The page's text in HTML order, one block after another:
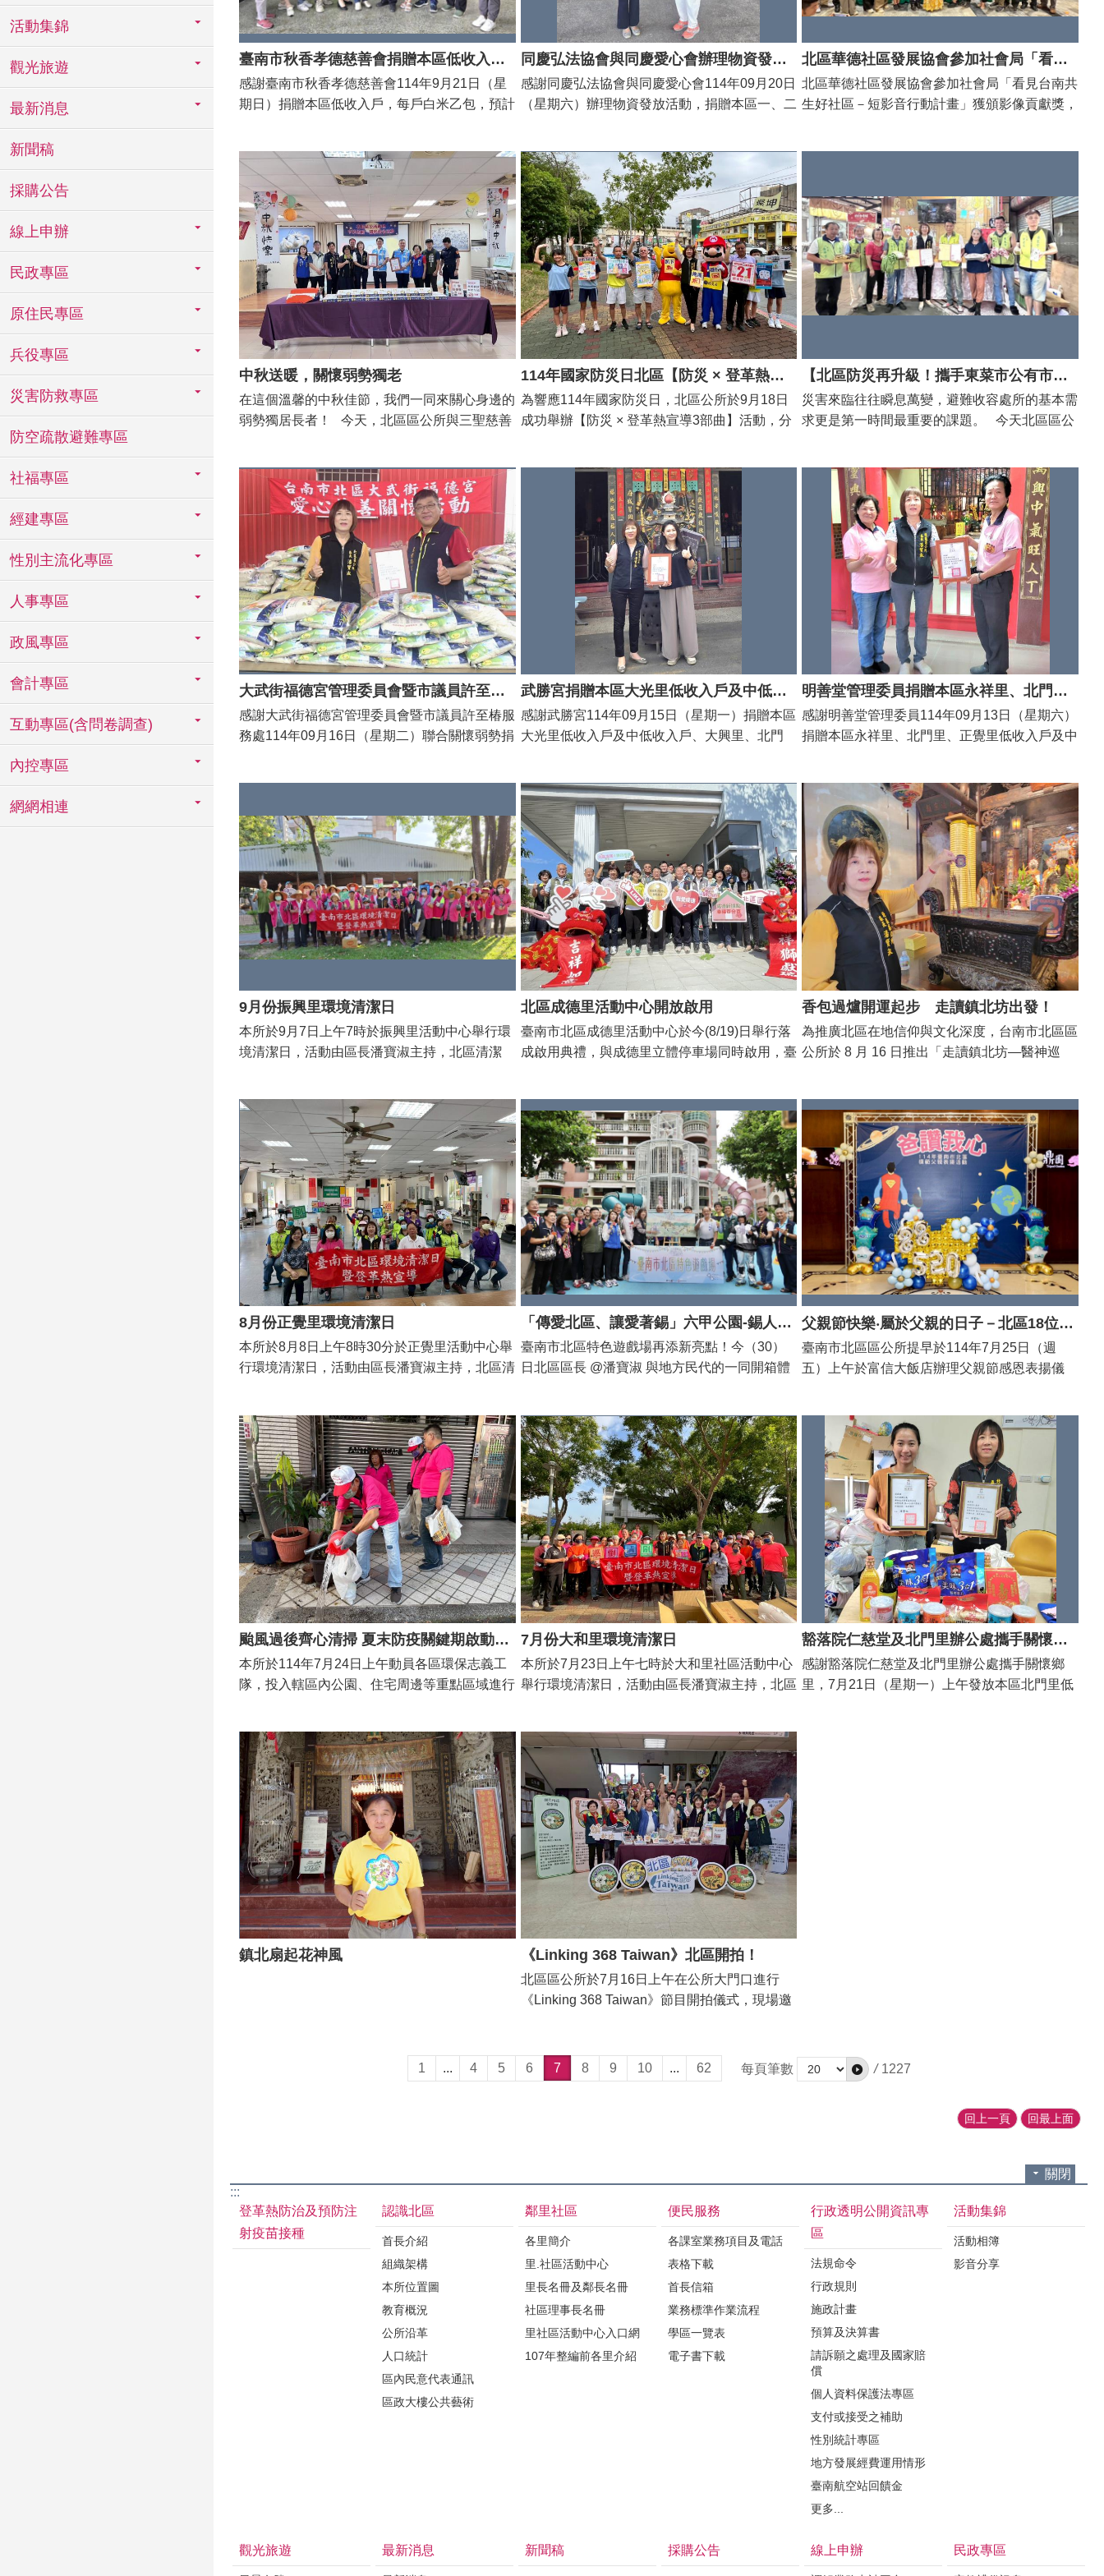
活動集錦
觀光旅遊
最新消息
新聞稿
採購公告
線上申辦
民政專區
原住民專區
兵役專區
災害防救專區
防空疏散避難專區
社福專區
經建專區
性別主流化專區
人事專區
政風專區
會計專區
互動專區(含問卷調查)
內控專區
網網相連
臺南市秋香孝德慈善會捐贈本區低收入戶白米
感謝臺南市秋香孝德慈善會114年9月21日（星
期日）捐贈本區低收入戶，每戶白米乙包，預計
衛生紙、牙刷香皂、月餅等物資，預計200戶受
惠。 北區潘寶淑區長及林禎輝主秘分別前往致
意並感謝捐贈單位善心義舉，盼社會各界持續提
供資源挹注弱勢，擴大公益支持能量。
同慶弘法協會與同慶愛心會辦理物資發放活動，捐贈本區一、二款低收入戶物資
感謝同慶弘法協會與同慶愛心會114年09月20日
（星期六）辦理物資發放活動，捐贈本區一、二
湘代表區長潘寶淑前往致意並感謝捐贈單位善心
義舉盼社會各界持續提供資源挹注弱勢，擴大公
益支持能量。
北區華德社區發展協會參加社會局「看見台南共生好社區－短影音行動計畫」獲頒影像貢獻獎
北區華德社區發展協會參加社會局「看見台南共
生好社區－短影音行動計畫」獲頒影像貢獻獎，
華德社區除了報名本次計畫培訓並投稿競賽外，
在今天的成果發表會中也分享了學習歷程心得。
北區區長潘寶淑表示運用影音等數位工具可以
更生動地展現社區活動過程，更讚許華德社區的
長輩能持續自主學習新的工具並發揮新的創意，
使社區發展工作不斷精進，也讓各界看見北區多
中秋送暖，關懷弱勢獨老
在這個溫馨的中秋佳節，我們一同來關心身邊的
弱勢獨居長者！ 今天，北區區公所與三聖慈善
到社會的關懷和祝福。每位長者都收到了一份中
秋禮盒和1,200元紅包，讓他們的節日充滿溫
暖。 潘寶淑區長表示感謝所有參與的朋友們，
讓我們一起為社會帶來更多的關懷與愛，讓每一
位長者都能在這個中秋佳節感受到溫情與祝福！
114年國家防災日北區【防災 × 登革熱宣導3部曲】圓滿落幕！走進超市、校園與夜市 三部曲創新宣導方式深獲好評
為響應114年國家防災日，北區公所於9月18日
成功舉辦【防災 × 登革熱宣導3部曲】活動，分
識結合生活場景，深獲民眾與在地單位熱烈響
應。 本次活動由北區區公所主辦，結合多單位
公私合作，三部曲亮點回顧如下： 第一部曲，
大全聯防災快閃 × 任務挑戰 活動團隊走進人潮
密集的大全聯超市，舉辦防災快閃任務，民眾只
要正確做出「趴下、掩護、穩住」的避震姿勢並
與關主合照，即可完成挑戰、領取精美小禮品一
份。此外，現場再加碼舉辦「按讚＋追蹤公所粉
專」活動，限量30份的防災便利貼更是迅速索
取一空，氣氛熱絡，成功將防災觀念推廣至日常
生活中。 第二部曲，民德國中 ×再見陸橋防災
行動 配合即將拆除的民德陸橋，活動邀請民德
國中學生參與別具意義的防災宣導行動，學生們
連結，不僅加強了學生對災害應變的認識，也為
地方留下珍貴的世代記憶。 第三部曲，小北觀
光夜市防災暨防疫宣導 傍晚時段，團隊前往小
北觀光夜市，向攤商與往來顧客進行繞場宣導，
推廣防災與登革熱防治知識，並拜訪夜市管委會
進行交流與合照。活動成功吸引許多民眾駐足詢
問與互動，不僅提升夜市從業人員的防疫意識，
也讓夜市成為兼具生活與教育功能的場域。 北
區潘寶淑區長表示，近年極端氣候與登革熱疫情
風險升高，面對災害與疾病的雙重挑戰，唯有持
續深化社區防災與防疫意識，才能提升整體社區
韌性。這次以「三部曲」方式串聯不同場域，是
一項跨生活圈、跨年齡層的創新宣導模式，後續
也將持續透過多元管道，讓防災與防疫觀念深入
【北區防災再升級！攜手東菜市公有市場守護大家】
災害來臨往往瞬息萬變，避難收容處所的基本需
求更是第一時間最重要的課題。 今天北區區公
供應肉類、蔬果、食品加工等民生物資，確保災
民在避難時能即時獲得所需。這不只是物資供
應，更是社區安全的強大後盾。 潘寶淑區長表
示，政府全力以赴之外，更需要民間的力量支
持。感謝東菜市場攤商的熱心參與，讓北區防災
體系更加健全，也展現公私協力的決心。 未
來，我們將持續推動更多合作，和大家一起打造
安全、有韌性的家園。 #北區區公所 #東菜市
公有零售市場#防災夥伴 #公私協力 #守護家園
大武街福德宮管理委員會暨市議員許至椿服務處，聯合關懷弱勢捐贈本區永祥里、北門里、大光里、正覺里、大興里、長勝里低收入戶及中低收入戶白米。
感謝大武街福德宮管理委員會暨市議員許至椿服
務處114年09月16日（星期二）聯合關懷弱勢捐
惠。
北區區公所區長潘寶淑前往致意並感謝捐贈單
位善心義舉盼社會各界持續提供資源挹注弱勢，
擴大公益支持能量。
武勝宮捐贈本區大光里低收入戶及中低收入戶、大興里、北門里、東興里低收入戶白米。
感謝武勝宮114年09月15日（星期一）捐贈本區
大光里低收入戶及中低收入戶、大興里、北門
並感謝捐贈單位善心義舉盼社會各界持續提供資
源挹注弱勢，擴大公益支持能量。
明善堂管理委員捐贈本區永祥里、北門里、正覺里低收入戶及中低收入戶，白米及民生日用品
感謝明善堂管理委員114年09月13日（星期六）
捐贈本區永祥里、北門里、正覺里低收入戶及中
致意並感謝捐贈單位善心義舉，盼社會各界持續
提供資源挹注弱勢，擴大公益支持能量。
9月份振興里環境清潔日
本所於9月7日上午7時於振興里活動中心舉行環
境清潔日，活動由區長潘寶淑主持，北區清潔
內髒亂點及積水容器。 活動現場由潘寶淑區長
感謝里長及現場的志義工們的熱情參與，將活動
中心及公園周遭打掃整潔，也邀請民眾落實
「巡、倒、清、刷」四步驟，加強巡視住家內外
環境，攜手守護我們的家園！
北區成德里活動中心開放啟用
臺南市北區成德里活動中心於今(8/19)日舉行落
成啟用典禮，與成德里立體停車場同時啟用，臺
市長黃偉哲表示為提供成德里里民優質舒適的活
動空間，臺南市政府籌編2,141萬8,000元興建成
德里活動中心，於112年3月22日開工，歷時2年
完工，是就任以來第26座完工啟用的活動中
心。成德里活動中心座落於北區成德里立體停車
場1樓，樓地板面積為587平方公尺(約177坪)，
寬敞的室內空間可舉辦優質樂活的社區活動、關
懷據點、教育課程及聚會等，成為兼具休閒、學
習及情感交流的多功能場所，提升在地居民的生
活機能。感謝議員們在預算編列上的支持，讓工
程順利完工，也期盼未來活動中心能提供市民更
健全多元的社區福利量能。 今日啟用典禮由市
長黃偉哲偕同民政局姜局長淋煌、交通局王局長
立法委員陳亭妃、立法委員林俊憲、邱議長莉
莉、陳議員怡珍、沈議員震東、蔡議員宗豪、許
議員至椿、周議員嘉韋、成德里王里長登炎、北
區各里里長、社區理事長及在地鄉親們。由啟用
成德里立體停車場揭開序幕後，市長黃偉哲偕同
各民意代表及地方里民在永仁高中醒獅團的表演
引領下，前往成德里活動中心進行啟用儀式，活
動中心現場也同時邀請就近的民德國中共襄盛
舉，佈展美術班學生作品，參加的貴賓及民眾一
邊吃湯圓同慶，一邊視覺感受藝術之美。 北區
區公所表示，感謝交通局新建成德里立體停車
場，納入成德里活動中心、托嬰中心相結合成為
多功能空間，且緊鄰陽光公園及即將開幕的新光
三越小北門店，不僅提供大量的停車需求，也提
聚的場所，同時也可以是必要時的避難安置場
所，未來將持續投入資源擴增設備，讓活動中心
功能日益完整，為居民帶來更優質更友善的生活
環境。
香包過爐開運起步 走讀鎮北坊出發！
為推廣北區在地信仰與文化深度，台南市北區區
公所於 8 月 16 日推出「走讀鎮北坊—醫神巡
年）、元和宮（1696年）、福隆宮（1647
年），帶領民眾探索保生大帝信仰的歷史脈絡與
地景意涵。 北區區長潘寶淑表示，今年的社區
營造計畫在文化局的支持下，規劃辦理鎮北坊文
化園區的現地教學活動；保生大帝作為民間信仰
中的「醫神」，長期守護地方居民健康與安寧，
三間宮廟源遠流長，是本區文化資產中極具價值
的信仰場域。此次活動結合「現地教學」形式，
更有助於讓參與者深入感受鎮北坊的歷史氛圍。
當日活動特別設計三款結合各宮廟特色與中草藥
材的小香包，香包外型以廟宇意象與吉祥色彩設
計，內含艾葉、蒼術、薄甘草等藥材，清香淡
雅，寓意驅邪避煞、祈福安康。活動前夕，區長
活動的進行、祈求活動順利，並由區長潘寶淑親
自攜帶這三款香包，依序前往元和宮、福隆宮與
興濟宮過爐祈福。隨著香煙裊裊升起，香包在保
生大帝神像前接受祝禱，象徵將神明庇佑的力量
注入其中，讓每位參與者都能把平安與祝福帶回
家。 活動路線將依序走訪三座宮廟，並分別由
謝文豐老師與陳建良老師深入說明各廟的建築風
格、香火沿革與保生大帝的信仰傳說，並穿插介
紹廟宇旁相伴的百年中藥行與其他人文景點。除
了宮廟本身的文化價值，導覽過程也將引領參與
者探訪古井、古巷及傳統商街，體驗鎮北坊社區
的生活脈動與人情味。 潘寶淑區長強調，「走
讀鎮北坊—醫神巡禮」不僅是一次導覽，更是一
場文化沉浸的體驗之旅，讓參加者在步行之間，
8月份正覺里環境清潔日
本所於8月8日上午8時30分於正覺里活動中心舉
行環境清潔日，活動由區長潘寶淑主持，北區清
週大豪雨造成部分里內短暫出現積水，近日天氣
逐漸穩定，積水雖已退去，但蚊卵可能早已藏身
在容器中等待孵化，現在正是清除孳生源、防堵
疫情的重要時機。 活動現場由潘寶淑區長提醒
大家，防疫的關鍵在於日常生活的落實，只要確
實執行「巡、倒、清、刷」四大步驟，多加留意
室內外的積水容器，就能有效降低病媒蚊孳生的
機會。感謝所有志義工們的熱情參與及辛勞付
出，積極巡查社區巷弄，主動向居民們宣導防蚊
觀念，透過實際行動，共同守護我們的生活環境
與社區健康。
「傳愛北區、讓愛著錫」六甲公園-錫人樵夫高塔遊戲場今日啟用🥳🥳🥳
臺南市北區特色遊戲場再添新亮點！今（30）
日北區區長 @潘寶淑 與地方民代的一同開箱體
檢視各項遊具對孩童遊戲安全嚴格把關，並與在
地親子家庭親手在愛心銘牌寫下對家人的愛及心
中的願望，並將愛心銘牌掛上許願牆，象徵「讓
愛著錫」❤️❤️❤️ #潘寶淑區長 也跟幼兒園孩童
一起開箱新遊戲場，精心設計的高塔遊戲場及繽
紛的彈性地墊讓孩童們玩得不亦樂乎，現場洋溢
著歡樂及笑聲🤩 「六甲公園特色遊戲場-錫人樵
夫高塔遊戲場」是以《 #綠野仙蹤》童話故事中
的「#錫人樵夫」為設計靈感，為臺南市首創採
用童話故事串連北區特色公園，為孩子打造一系
列的童話故事魔法遊戲場。 #潘寶淑區長 表
示，本次預計竣工啟用3座《綠野仙蹤》童話故
事特色遊戲場，期待每位孩童就如桃樂絲一般，
盡情在北區魔法遊戲場快樂成長，「 #北區就是
園放電，共度親子快樂時光🛝🛝🛝
父親節快樂‧屬於父親的日子－北區18位模範父親接受表揚
臺南市北區區公所提早於114年7月25日（週
五）上午於富信大飯店辦理父親節感恩表揚儀
辛勞。 本次共表揚18位模範父親，父親們除了
在職涯上奮鬥、為孩子的人生用心，更熱心參與
鄰里社區公共事務，值得作為後輩榜樣。儀式
上，爸爸們的背影如此厚實堅毅，代表對家庭和
孩子堅定的愛，現場特別請子女們對爸爸說出愛
的告白，表達對父親付出的感謝，場面溫馨感
人。 在所有受表揚者中，最年長者為北華里98
歲的蔡仁德先生，蔡先生原於「車路墘糖廠」當
工程師，最終與妻舅及親友投資「三益制動科技
股份有限公司」擔任廠長一職。育有7女1子，
經常鼓勵小孩要多參與公益事業，自己也曾領過
志工績優獎，於111、112年更榮獲家庭志工
獎。 而另一位81歲合興里的鄭泰男先生，曾服
到場祝賀，祝福爸爸們「父親節快樂」。 本年
鄭振發、大光里林芳源、大和里吳政雄、北門里
楊清作、小北里黃益淮、仁愛里葉文榮、元寶里
張耀、立人里盧慶盈、合興里鄭泰男、長勝里高
式金、華德里陳志忠、北華里蔡仁德、長興里柯
進淵、振興里黃顯淋、福德里顏振良，共計18
位。
颱風過後齊心清掃 夏末防疫關鍵期啟動防蚊作業
本所於114年7月24日上午動員各區環保志義工
隊，投入轄區內公園、住宅周邊等重點區域進行
現市民們齊心守護家園的團結力量。 為了延續
社區環境整潔的成效，並進一步強化防治登革熱
作為，於114年7月25日起展開今年度第三階段
環境衛生消毒工作，於轄內33里(含3所私校) 側
溝、空地及13所國高中小等易孳生登革熱病媒
蚊之處進行全面消毒與孳生源清除，積極降低環
境中潛在病媒蚊。 北區區長潘寶淑表示，感謝
所有志義工、里長及市民的配合與付出，讓社區
能在颱風過後快速恢復生機。提醒民眾消毒噴藥
雖能短期抑制蚊蟲，但最根本的防治之道，仍仰
賴民眾日常的清潔習慣。唯有家戶齊心，積極巡
表將隨時更新並同步公告周知。 *噴藥當日如遇
天候不佳或其他影響施作因素，將擇日進行作
7月份大和里環境清潔日
本所於7月23日上午七時於大和里社區活動中心
舉行環境清潔日，活動由區長潘寶淑主持，北區
掃。 活動現場由潘寶淑區長提醒大家，近幾日
天氣逐漸穩定，應持續落實「巡、倒、清、刷」
四大步驟，主動巡查並清除居家周邊積水容器，
防範病媒蚊孳生，有效預防登革熱。同時感謝里
長及志義工們的積極參與，讓里內環境更加整
潔，共同營造健康宜居的家園。
豁落院仁慈堂及北門里辦公處攜手關懷鄉里
感謝豁落院仁慈堂及北門里辦公處攜手關懷鄉
里，7月21日（星期一）上午發放本區北門里低
鎮北扇起花神風 《Linking 368 Taiwan》北區開拍！
北區區公所於7月16日上午在公所大門口進行
《Linking 368 Taiwan》節目開拍儀式，現場邀
區內，除有百年廟宇，更有傳統老街屋販售古早
味煎餅、椪餅，也因為得天獨厚的歷史街區風
井百態，讓觀眾感受到北區的生活節奏與文化魅
力。 【台南公園】啟程，穿梭在百年老樹之
間，感受城市的呼吸。接著進入【321巷藝術聚
落】，探索舊官舍轉型為藝術展演空間的過程，
看見創作者與老屋共生的生命力。 跨過公園南
路則可至【鎮北坊文化園區】，一次串聯【開基
玉皇宮】、【開基天后宮】與三級古蹟的【烏鬼
井】，揭開民間信仰與歷史傳說的層層面紗。隨
後漫步【總爺古街】，在紅磚小巷間尋找往昔風
湯；並探訪【國立成功大學綠色魔法學校】，臺
1 ... 4 5 6 7 8 9 10 ... 62 每頁筆數 / 1227
回上一頁 回最上面
關閉
:::
登革熱防治及預防注
射疫苗接種
認識北區
首長介紹
組織架構
本所位置圖
教育概況
公所沿革
人口統計
區內民意代表通訊
區政大樓公共藝術
鄰里社區
各里簡介
里.社區活動中心
里長名冊及鄰長名冊
社區理事長名冊
里社區活動中心入口網
107年整編前各里介紹
便民服務
各課室業務項目及電話
表格下載
首長信箱
業務標準作業流程
學區一覽表
電子書下載
行政透明公開資訊專
區
法規命令
行政規則
施政計畫
預算及決算書
請訴願之處理及國家賠
償
個人資料保護法專區
支付或接受之補助
性別統計專區
地方發展經費運用情形
臺南航空站回饋金
更多...
活動集錦
活動相簿
影音分享
觀光旅遊 最新消息 新聞稿 採購公告 線上申辦 民政專區